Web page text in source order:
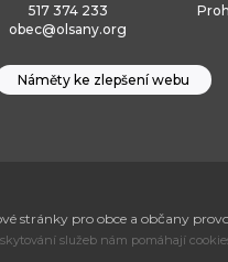
517 374 233
obec@olsany.org
Náměty ke zlepšení webu
stránky pro obce a občany
služeb nám pomáhají